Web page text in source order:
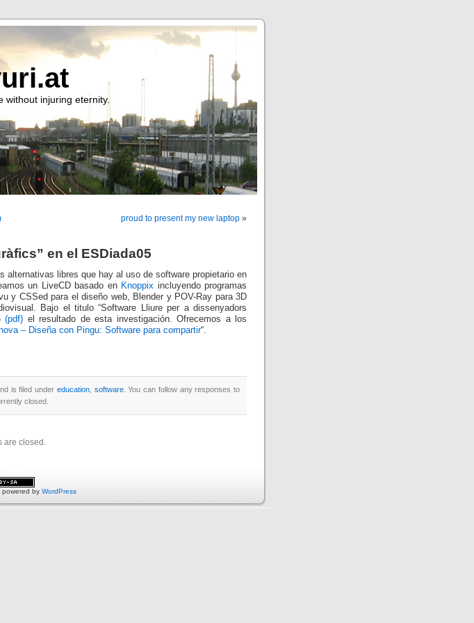
without injuring eternity.
proud to present my new laptop »
en el ESDiada05
alternativas libres que hay al uso de software propietario en
un LiveCD basado en Knoppix incluyendo programas
y CSSed para el diseño web, Blender y POV-Ray para 3D
Bajo el titulo “Software Lliure per a dissenyadors
(pdf) el resultado de esta investigación. Ofrecemos a los
– Diseña con Pingu: Software para compartir“.
is filed under education, software. You can follow any responses to
closed.
are closed.
powered by WordPress